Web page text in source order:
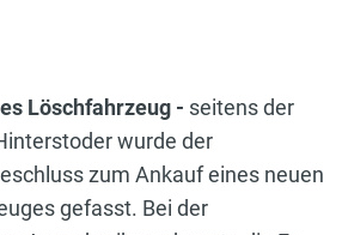
Löschfahrzeug - seitens der
wurde der
zum Ankauf eines neuen
gefasst. Bei der